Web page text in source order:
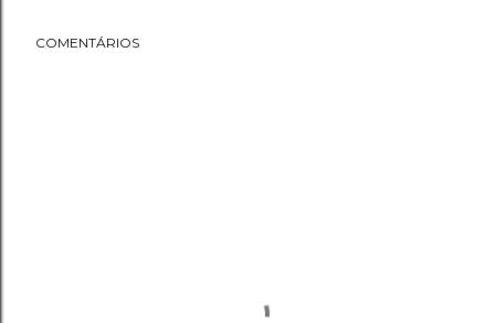
COMENTÁRIOS